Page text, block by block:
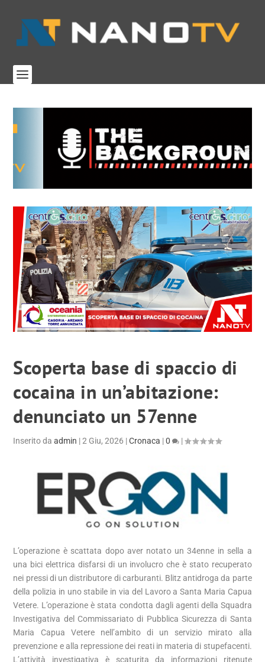
Scoperta base di spaccio di
cocaina in un’abitazione:
denunciato un 57enne
Inserito daadmin |2 Giu, 2026 |Cronaca |0 |
L’operazione è scattata dopo aver notato un 34enne in sella a
una bici elettrica disfarsi di un involucro che è stato recuperato
nei pressi di un distributore di carburanti. Blitz antidroga da parte
della polizia in uno stabile in via del Lavoro a Santa Maria Capua
Vetere. L’operazione è stata condotta dagli agenti della Squadra
Investigativa del Commissariato di Pubblica Sicurezza di Santa
Maria Capua Vetere nell’ambito di un servizio mirato alla
prevenzione e alla repressione dei reati in materia di stupefacenti.
L’attività investigativa è scaturita da informazioni ritenute